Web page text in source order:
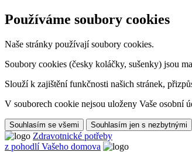
Používáme soubory cookies
Naše stránky používají soubory cookies.
Soubory cookies (česky koláčky, sušenky) jsou
Slouží k zajištění funkčnosti našich stránek,
V souborech cookie nejsou uloženy Vaše osobní
Souhlasím se všemi Souhlasím jen s nezbytnými
Zdravotnické potřeby
z pohodlí Vašeho domova